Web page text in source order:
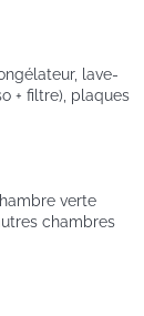
lave-
+ filtre), plaques
verte
chambres